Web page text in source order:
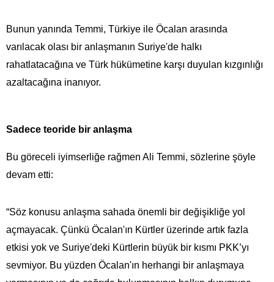
Bunun yanında Temmi, Türkiye ile Öcalan arasında
varılacak olası bir anlaşmanın Suriye'de halkı
rahatlatacağına ve Türk hükümetine karşı duyulan kızgınlığı
azaltacağına inanıyor.
Sadece teoride bir anlaşma
Bu göreceli iyimserliğe rağmen Ali Temmi, sözlerine şöyle
devam etti:
“Söz konusu anlaşma sahada önemli bir değişikliğe yol
açmayacak. Çünkü Öcalan'ın Kürtler üzerinde artık fazla
etkisi yok ve Suriye'deki Kürtlerin büyük bir kısmı PKK’yı
sevmiyor. Bu yüzden Öcalan'ın herhangi bir anlaşmaya